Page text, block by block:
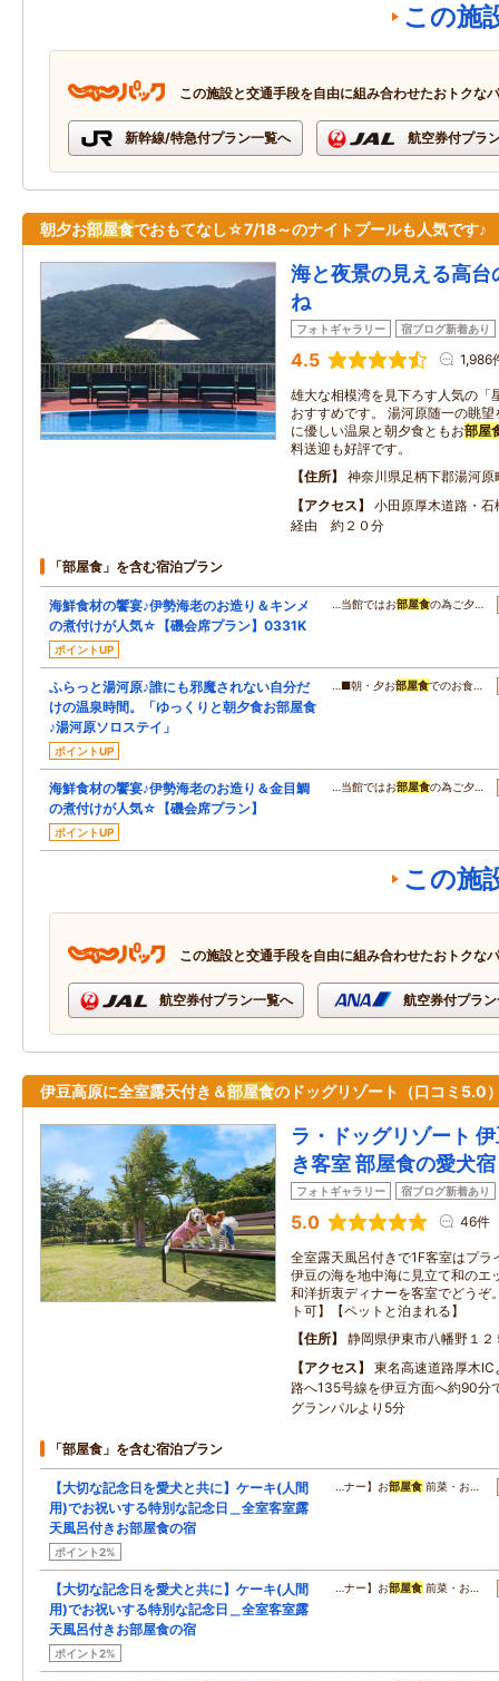
この施
この施設と交通手段を自由に組み合わせたおトクな
新幹線/特急付プラン一覧へ 航空券付プラ
朝夕お部屋食でおもてなし☆7/18～のナイトプールも人気です♪
海と夜景の見える高
ね
フォトギャラリー 宿ブログ新着あり
4.5 1,986
雄大な相模湾を見下ろす人気の「
おすすめです。 湯河原随一の眺
に優しい温泉と朝夕食ともお部屋
料送迎も好評です。
住所
神奈川県足柄下郡湯河
アクセス
小田原厚木道路・石
経由 約２０分
「部屋食」を含む宿泊プラン
海鮮食材の饗宴♪伊勢海老のお造り＆キンメ
の煮付けが人気☆【磯会席プラン】0331K
ポイントUP
…当館ではお部屋食の為ご夕…
ふらっと湯河原♪誰にも邪魔されない自分だ
けの温泉時間。「ゆっくりと朝夕食お部屋食
♪湯河原ソロステイ」
ポイントUP
…■朝・夕お部屋食でのお食…
海鮮食材の饗宴♪伊勢海老のお造り＆金目鯛
の煮付けが人気☆【磯会席プラン】
ポイントUP
…当館ではお部屋食の為ご夕…
この施
この施設と交通手段を自由に組み合わせたおトクな
航空券付プラン一覧へ 航空券付プラ
伊豆高原に全室露天付き＆部屋食のドッグリゾート（口コミ5.0
ラ・ドッグリゾート
き客室 部屋食の愛犬宿
フォトギャラリー 宿ブログ新着あり
5.0 46件
全室露天風呂付きで1F客室はプ
伊豆の海を地中海に見立て和のエ
和洋折衷ディナーを客室でどうぞ
ト可】【ペットと泊まれる】
住所
静岡県伊東市八幡野１２
アクセス
東名高速道路厚木
路へ135号線を伊豆方面へ約90分
グランパルより5分
「部屋食」を含む宿泊プラン
【大切な記念日を愛犬と共に】ケーキ(人間
用)でお祝いする特別な記念日＿全室客室露
天風呂付きお部屋食の宿
ポイント2%
…ナー】お部屋食 前菜・お…
【大切な記念日を愛犬と共に】ケーキ(人間
用)でお祝いする特別な記念日＿全室客室露
天風呂付きお部屋食の宿
ポイント2%
…ナー】お部屋食 前菜・お…